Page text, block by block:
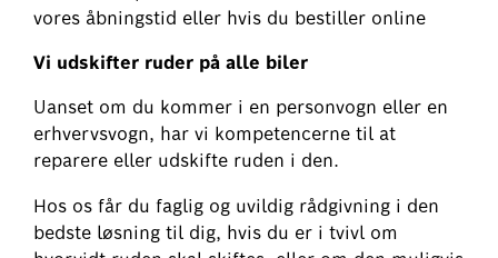
vores åbningstid eller hvis du bestiller online
Vi udskifter ruder på alle biler
Uanset om du kommer i en personvogn eller en
erhvervsvogn, har vi kompetencerne til at
reparere eller udskifte ruden i den.
Hos os får du faglig og uvildig rådgivning i den
bedste løsning til dig, hvis du er i tvivl om